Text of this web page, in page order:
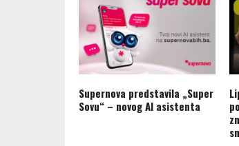
Supernova predstavila „Super
Sovu“ – novog AI asistenta